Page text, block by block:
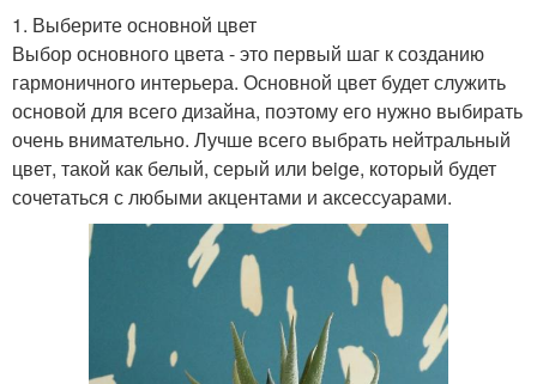
1. Выберите основной цвет
Выбор основного цвета - это первый шаг к созданию
гармоничного интерьера. Основной цвет будет служить
основой для всего дизайна, поэтому его нужно выбирать
очень внимательно. Лучше всего выбрать нейтральный
цвет, такой как белый, серый или beige, который будет
сочетаться с любыми акцентами и аксессуарами.